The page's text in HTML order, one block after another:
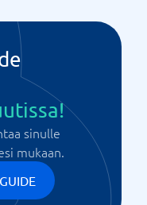
sinulle
mukaan.